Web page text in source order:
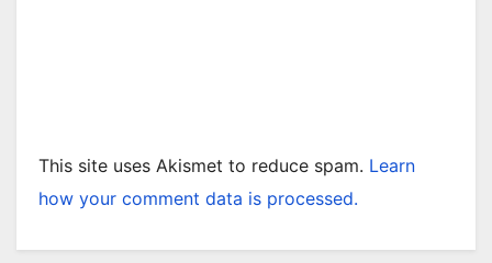
This site uses Akismet to reduce spam. Learn
how your comment data is processed.